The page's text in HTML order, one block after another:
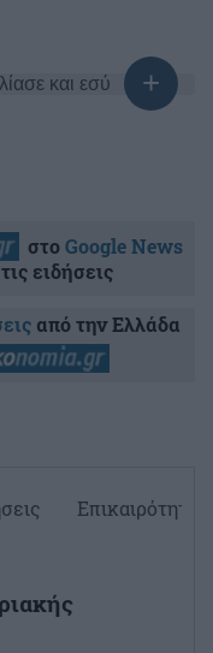
και εσύ
στοGoogle News
ειδήσεις
από την Ελλάδα
Επικαιρότητα